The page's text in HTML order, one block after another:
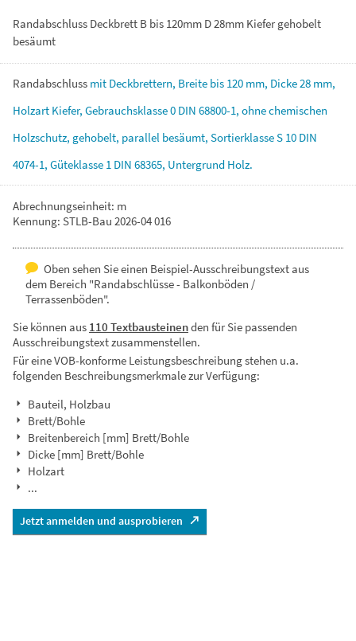
Randabschluss Deckbrett B bis 120mm D 28mm Kiefer gehobelt
besäumt
Randabschluss mit Deckbrettern, Breite bis 120 mm, Dicke28 mm,
Holzart Kiefer, Gebrauchsklasse0 DIN 68800-1, ohnechemischen
Holzschutz, gehobelt, parallel besäumt, SortierklasseS 10 DIN
4074-1, Güteklasse 1 DIN 68365, Untergrund Holz.
Abrechnungseinheit: m
Kennung: STLB-Bau 2026-04 016
Oben sehen Sie einen Beispiel-Ausschreibungstext aus
dem Bereich "Randabschlüsse - Balkonböden /
Terrassenböden".
Sie können aus 110 Textbausteinenden für Sie passenden
Ausschreibungstext zusammenstellen.
Für eine VOB-konforme Leistungsbeschreibung stehen u.a.
folgenden Beschreibungsmerkmale zur Verfügung:
Bauteil, Holzbau
Brett/Bohle
Breitenbereich [mm] Brett/Bohle
Dicke [mm] Brett/Bohle
Holzart
...
Jetzt anmelden und ausprobieren